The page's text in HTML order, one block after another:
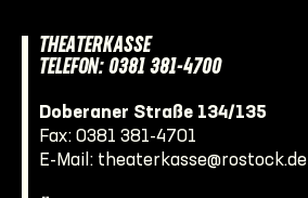
THEATERKASSE
TELEFON: 0381 381-4700
Doberaner Straße 134/135
Fax: 0381 381-4701
E-Mail: theaterkasse@rostock.de